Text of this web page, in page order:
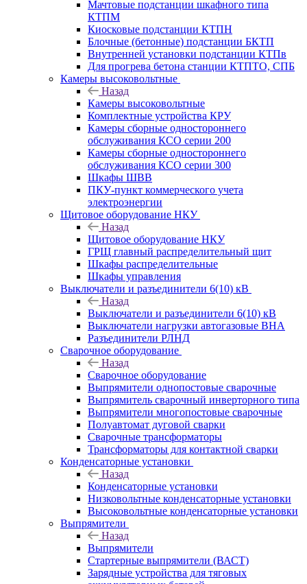
Мачтовые подстанции шкафного типа
КТПМ
Киосковые подстанции КТПН
Блочные (бетонные) подстанции БКТП
Внутренней установки подстанции КТПв
Для прогрева бетона станции КТПТО, СПБ
Камеры высоковольтные
Назад
Камеры высоковольтные
Комплектные устройства КРУ
Камеры сборные одностороннего
обслуживания КСО серии 200
Камеры сборные одностороннего
обслуживания КСО серии 300
Шкафы ШВВ
ПКУ-пункт коммерческого учета
электроэнергии
Щитовое оборудование НКУ
Назад
Щитовое оборудование НКУ
ГРЩ главный распределительный щит
Шкафы распределительные
Шкафы управления
Выключатели и разъединители 6(10) кВ
Назад
Выключатели и разъединители 6(10) кВ
Выключатели нагрузки автогазовые ВНА
Разъединители РЛНД
Сварочное оборудование
Назад
Сварочное оборудование
Выпрямители однопостовые сварочные
Выпрямитель сварочный инверторного типа
Выпрямители многопостовые сварочные
Полуавтомат дуговой сварки
Сварочные трансформаторы
Трансформаторы для контактной сварки
Конденсаторные установки
Назад
Конденсаторные установки
Низковольтные конденсаторные установки
Высоковольтные конденсаторные установки
Выпрямители
Назад
Выпрямители
Стартерные выпрямители (ВАСТ)
Зарядные устройства для тяговых